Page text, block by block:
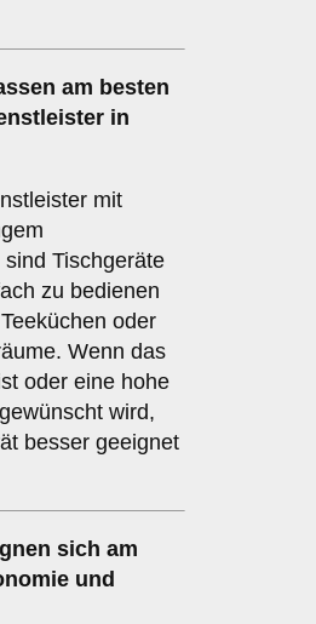
am besten
in
mit
Tischgeräte
zu bedienen
oder
Wenn das
oder eine hohe
wird,
besser geeignet
sich am
und